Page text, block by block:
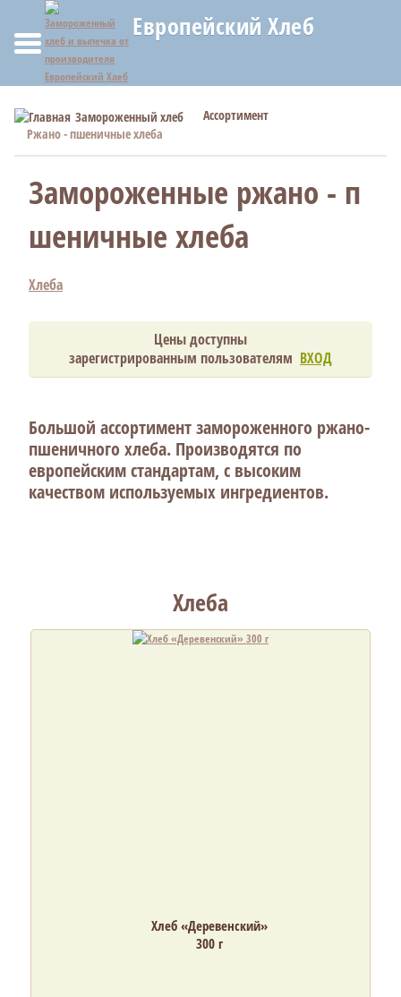
Европейский Хлеб
Замороженный хлеб
Ассортимент
Ржано - пшеничные хлеба
Замороженные ржано - п
шеничные хлеба
Хлеба
Цены доступны
зарегистрированным пользователям ВХОД
Большой ассортимент замороженного ржано-
пшеничного хлеба. Производятся по
европейским стандартам, с высоким
качеством используемых ингредиентов.
Хлеба
Хлеб «Деревенский»
300 г